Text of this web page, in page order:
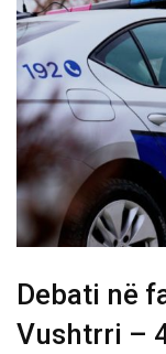
Debati në
Vushtrri –